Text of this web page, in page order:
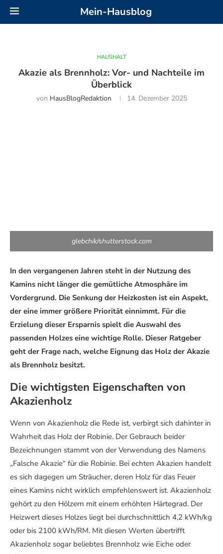
Mein-Hausblog
HAUSHALT
Akazie als Brennholz: Vor- und Nachteile im
Überblick
von HausBlogRedaktion 14. Dezember 2025
glebchik/shutterstock.com
In den vergangenen Jahren steht in der Nutzung des
Kamins nicht länger die gemütliche Atmosphäre im
Vordergrund. Die Senkung der Heizkosten ist ein Aspekt,
der eine immer größere Priorität einnimmt. Für die
Erzielung dieser Ersparnis spielt die Auswahl des
passenden Holzes eine wichtige Rolle. Dieser Ratgeber
geht der Frage nach, welche Eignung das Holz der Akazie
als Brennholz besitzt.
Die wichtigsten Eigenschaften von
Akazienholz
Wenn von Akazienholz die Rede ist, verbirgt sich dahinter in
Wahrheit das Holz der Robinie. Der Gebrauch beider
Bezeichnungen stammt von der Verwendung des Namens
„Falsche Akazie“ für die Robinie. Bei echten Akazien handelt
es sich dagegen um Sträucher, deren Holz für das Feuer
eines Kamins nicht wirklich empfehlenswert ist. Akazienholz
gehört zu den Hölzern mit einem erhöhten Härtegrad. Der
Heizwert dieses Holzes liegt bei durchschnittlich 4,2 kWh/kg
oder bis 2100 kWh/RM. Mit diesen Werten übertrifft
Akazienholz sogar beliebtes Brennholz wie Eiche oder